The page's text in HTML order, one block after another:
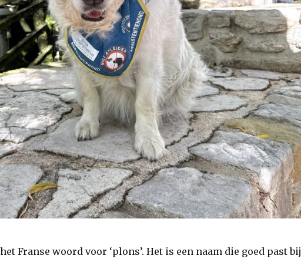
het Franse woord voor ‘plons’. Het is een naam die goed past bij